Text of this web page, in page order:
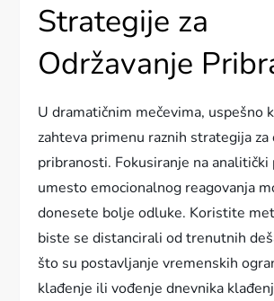
Strategije za
Održavanje
U dramatičnim mečevima, uspešno
zahteva primenu raznih strategija za
pribranosti. Fokusiranje na
umesto emocionalnog reagovanja
donesete bolje odluke. Koristite
biste se distancirali od trenutnih
što su postavljanje vremenskih
klađenje ili vođenje dnevnika